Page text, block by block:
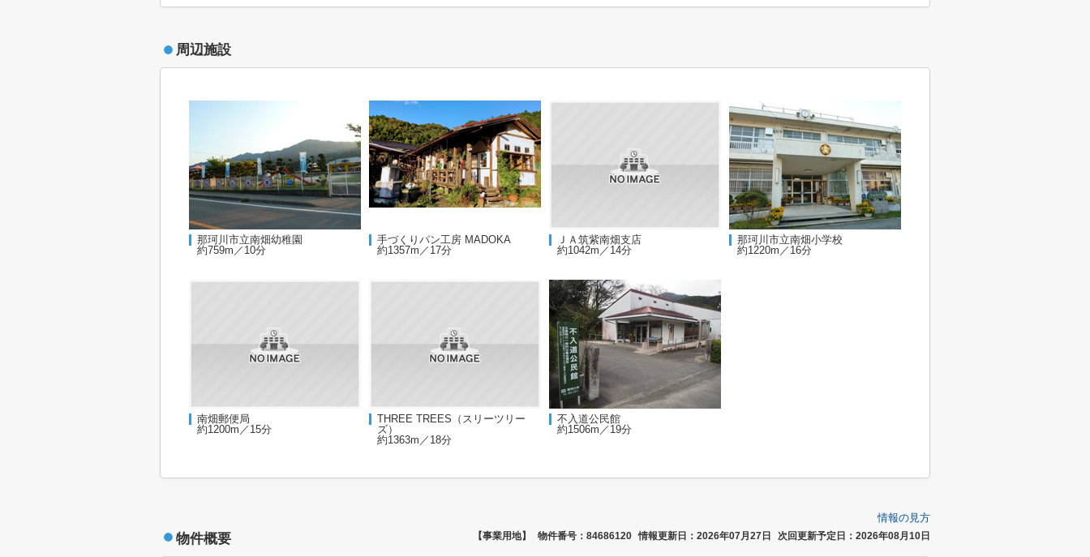
周辺施設
那珂川市立南畑幼稚園
約759m／10分
手づくりパン工房 MADOKA
約1357m／17分
ＪＡ筑紫南畑支店
約1042m／14分
那珂川市立南畑小学校
約1220m／16分
南畑郵便局
約1200m／15分
THREE TREES（スリーツリー
ズ）
約1363m／18分
不入道公民館
約1506m／19分
情報の見方
物件概要 【事業用地】 物件番号：84686120 情報更新日：2026年07月27日 次回更新予定日：2026年08月10日